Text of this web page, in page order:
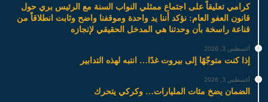
كرامي تعليقاً على اجتماع ممثلي النواب السنة مع الرئيس بري حول
قانون العفو العام: نؤكد أننا يد واحدة وموقفنا واضح وثابت انطلاقاً من
قناعة راسخة بأن وحدتنا هي المدخل الحقيقي لإنجازه
أغسطس 3, 2026
إذا كنت متوجّهًا إلى بيروت غدًا… انتبه لهذه التدابير
أغسطس 3, 2026
الضمان يضخ مئات المليارات… وكركي يتحرك